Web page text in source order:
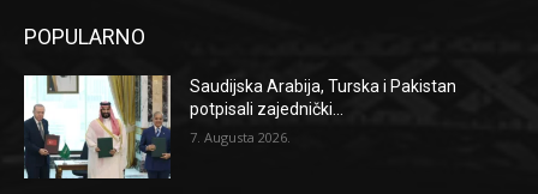
POPULARNO
Saudijska Arabija, Turska i Pakistan
potpisali zajednički...
7. Augusta 2026.